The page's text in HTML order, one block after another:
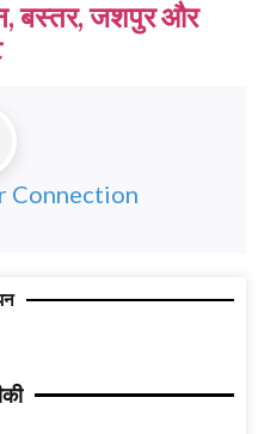
बस्तर, जशपुर और
Connection